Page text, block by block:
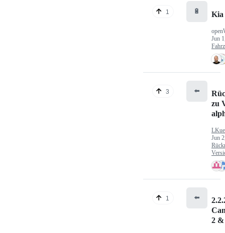
1 🔋 Kia
Jun
3 ⬅️
zu
Jun
1 ⬅️
2 &